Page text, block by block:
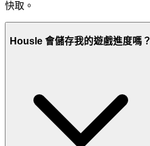
快取。
Housle 會儲存我的遊戲進度嗎？